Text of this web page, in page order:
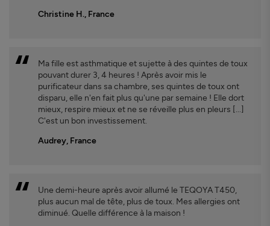
Christine H., France
Ma fille est asthmatique et sujette à des quintes de toux
pouvant durer 3, 4 heures ! Après avoir mis le
purificateur dans sa chambre, ses quintes de toux ont
disparu, elle n'en fait plus qu'une par semaine ! Elle dort
mieux, respire mieux et ne se réveille plus en pleurs [...]
C'est un bon investissement.
Audrey, France
Une demi-heure après avoir allumé le TEQOYA T450,
plus aucun mal de tête, plus de toux. Mes allergies ont
diminué. Quelle différence à la maison !